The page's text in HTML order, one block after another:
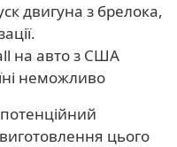
двигуна з брелока,
на авто з США
неможливо
цього